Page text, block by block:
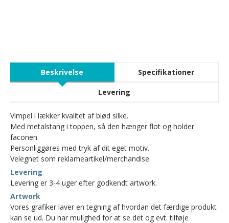
Beskrivelse Specifikationer
Levering
Vimpel i lækker kvalitet af blød silke.
Med metalstang i toppen, så den hænger flot og holder
faconen.
Personliggøres med tryk af dit eget motiv.
Velegnet som reklameartikel/merchandise.
Levering
Levering er 3-4 uger efter godkendt artwork.
Artwork
Vores grafiker laver en tegning af hvordan det færdige produkt
kan se ud. Du har mulighed for at se det og evt. tilføje